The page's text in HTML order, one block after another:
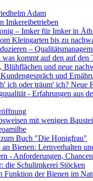
Adam
Imkereibetrieben
– Imker für Imker in
Kleingarten bis zu
–
kommt auf den auf den
Blühflächen und neue
und
ich oder träum' ich? Neue
- Erfahrungen aus
mit wenigen
zum Buch "Die Honigfrau"
Bienen: Lernverhalten
- Anforderungen,
die Schulimkerei Stöcken
Funktion der Bienen im